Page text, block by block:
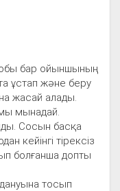
бар ойыншының
ұстап және беру
жасай алады.
мынадай.
Сосын басқа
кейінгі тірексіз
болғанша допты
тосып